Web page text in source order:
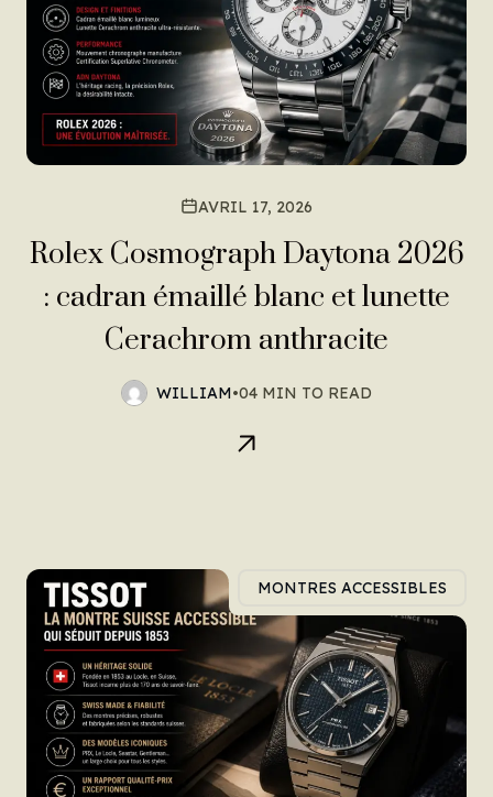
AVRIL 17, 2026
Rolex Cosmograph Daytona 2026
: cadran émaillé blanc et lunette
Cerachrom anthracite
WILLIAM•04 MIN TO READ
MONTRES ACCESSIBLES